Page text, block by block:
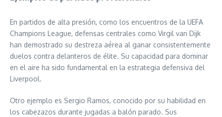
En partidos de alta presión, como los encuentros de la UEFA
Champions League, defensas centrales como Virgil van Dijk
han demostrado su destreza aérea al ganar consistentemente
duelos contra delanteros de élite. Su capacidad para dominar
en el aire ha sido fundamental en la estrategia defensiva del
Liverpool.
Otro ejemplo es Sergio Ramos, conocido por su habilidad en
los cabezazos durante jugadas a balón parado. Sus